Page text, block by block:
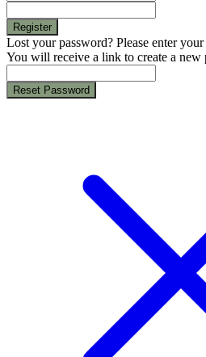
Register
Lost your password? Please enter
You will receive a link to create a new
Reset Password